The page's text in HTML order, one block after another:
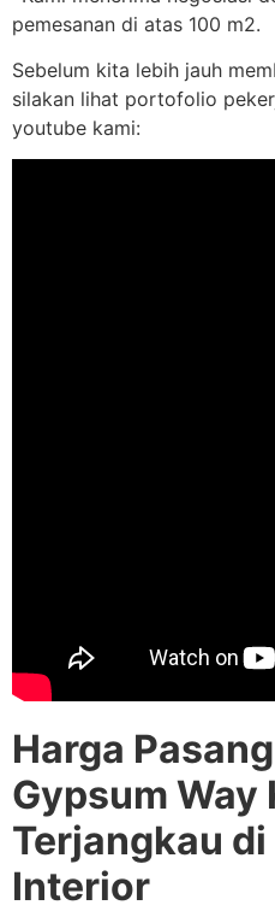
pemesanan di atas 100 m2.
Sebelum kita lebih jauh
silakan lihat portofolio
youtube kami:
Harga
Gypsum Way
Terjangkau
Interior